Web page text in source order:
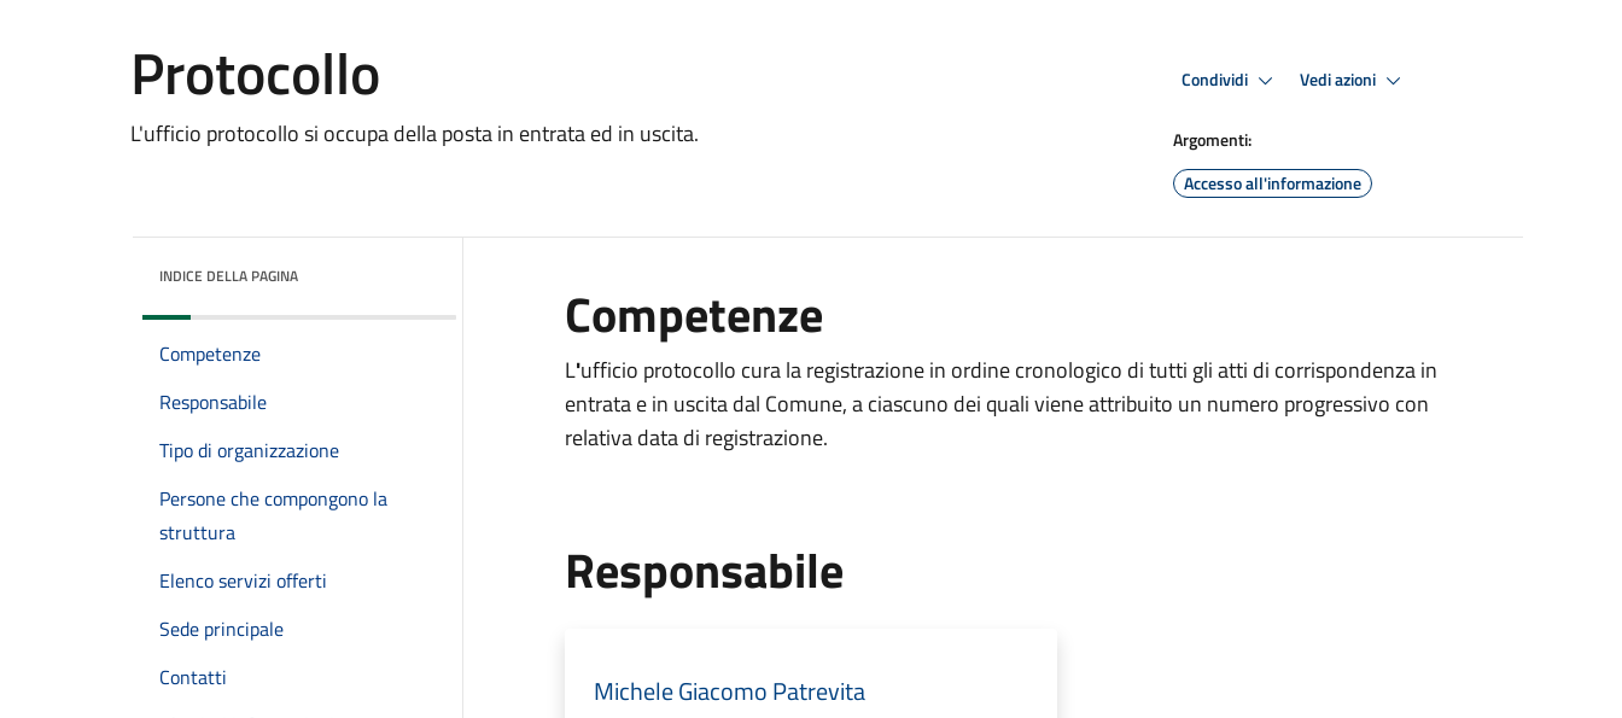
Protocollo
L'ufficio protocollo si occupa della posta in entrata ed in uscita.
Condividi Vedi azioni
Argomenti:
Accesso all'informazione
INDICE DELLA PAGINA
Competenze
Responsabile
Tipo di organizzazione
Persone che compongono la
struttura
Elenco servizi offerti
Sede principale
Contatti
Competenze
L'ufficio protocollo cura la registrazione in ordine cronologico di tutti gli atti di corrispondenza in
entrata e in uscita dal Comune, a ciascuno dei quali viene attribuito un numero progressivo con
relativa data di registrazione.
Responsabile
Michele Giacomo Patrevita